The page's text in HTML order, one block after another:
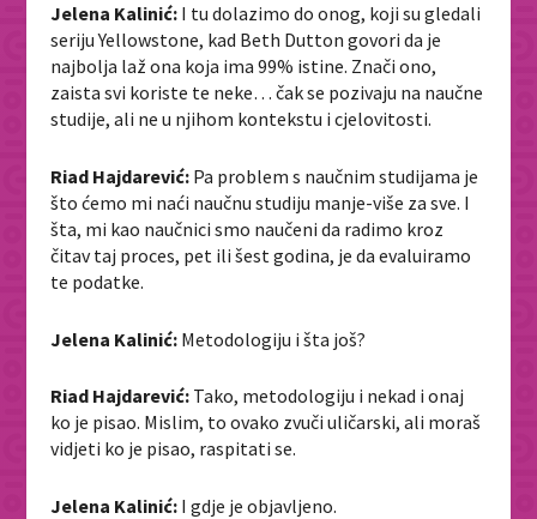
Jelena Kalinić: I tu dolazimo do onog, koji su gledali
seriju Yellowstone, kad Beth Dutton govori da je
najbolja laž ona koja ima 99% istine. Znači ono,
zaista svi koriste te neke… čak se pozivaju na naučne
studije, ali ne u njihom kontekstu i cjelovitosti.
Riad Hajdarević: Pa problem s naučnim studijama je
što ćemo mi naći naučnu studiju manje-više za sve. I
šta, mi kao naučnici smo naučeni da radimo kroz
čitav taj proces, pet ili šest godina, je da evaluiramo
te podatke.
Jelena Kalinić: Metodologiju i šta još?
Riad Hajdarević: Tako, metodologiju i nekad i onaj
ko je pisao. Mislim, to ovako zvuči uličarski, ali moraš
vidjeti ko je pisao, raspitati se.
Jelena Kalinić: I gdje je objavljeno.